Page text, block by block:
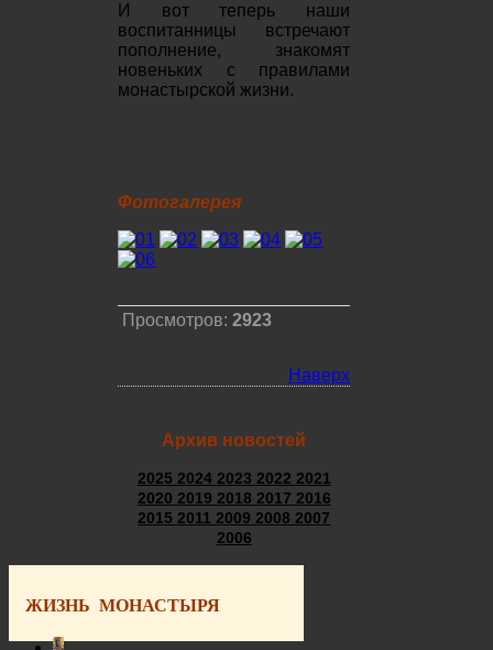
И вот теперь наши
воспитанницы встречают
пополнение, знакомят
новеньких с правилами
монастырской жизни.
Фотогалерея
Просмотров:2923
Наверх
Архив новостей
2025 2024 2023 2022 2021
2020 2019 2018 2017 2016
2015 2011 2009 2008 2007
2006
ЖИЗНЬ МОНАСТЫРЯ